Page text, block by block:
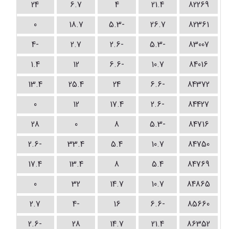
82269
21.4
4
6.7
24
82361
26.7
-5.3
18.7
0
83007
-5.3
-2.6
2.7
-4
84016
10.7
-6.6
12
1.4
84372
-6.6
24
25.4
13.4
84427
-2.6
17.4
12
0
84716
-5.3
8
0
28
84750
10.7
5.4
33.4
-2.6
84769
5.4
8
13.4
17.4
84865
10.7
14.7
32
0
85660
-6.6
16
-4
2.7
86352
21.4
14.7
28
-2.6